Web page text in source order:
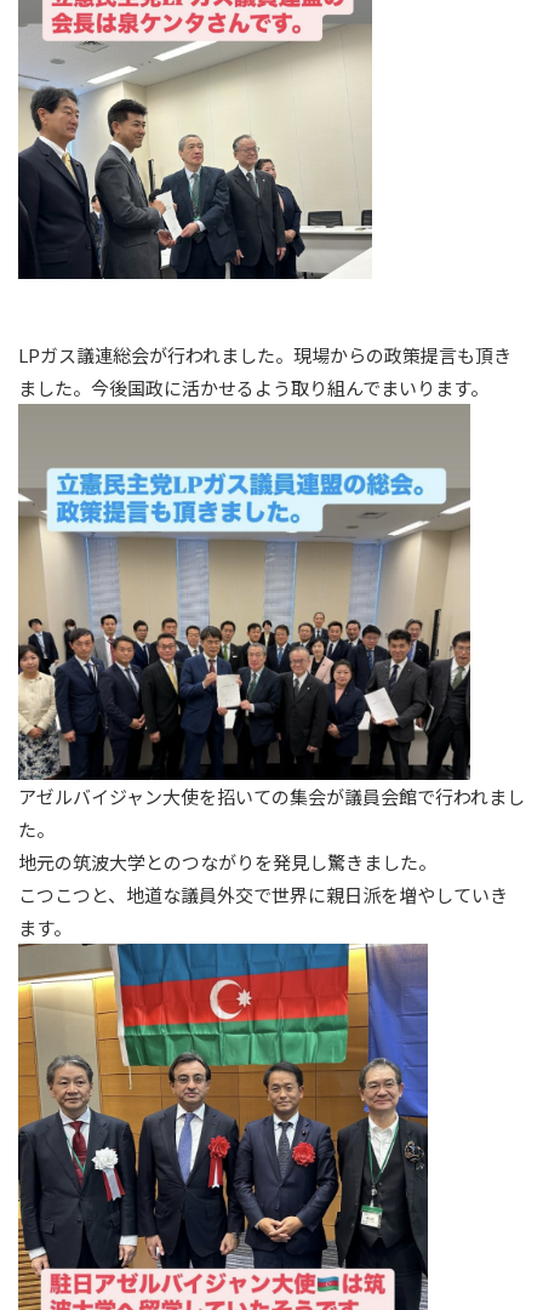
LPガス議連総会が行われました。現場からの政策提言も頂き
ました。今後国政に活かせるよう取り組んでまいります。
アゼルバイジャン大使を招いての集会が議員会館で行われまし
た。
地元の筑波大学とのつながりを発見し驚きました。
こつこつと、地道な議員外交で世界に親日派を増やしていき
ます。